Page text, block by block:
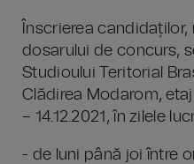
Înscrierea
dosarului de concurs,
Studioului Teritorial
Clădirea Modarom, etaj
– 14.12.2021, în zilele
- de luni până joi între